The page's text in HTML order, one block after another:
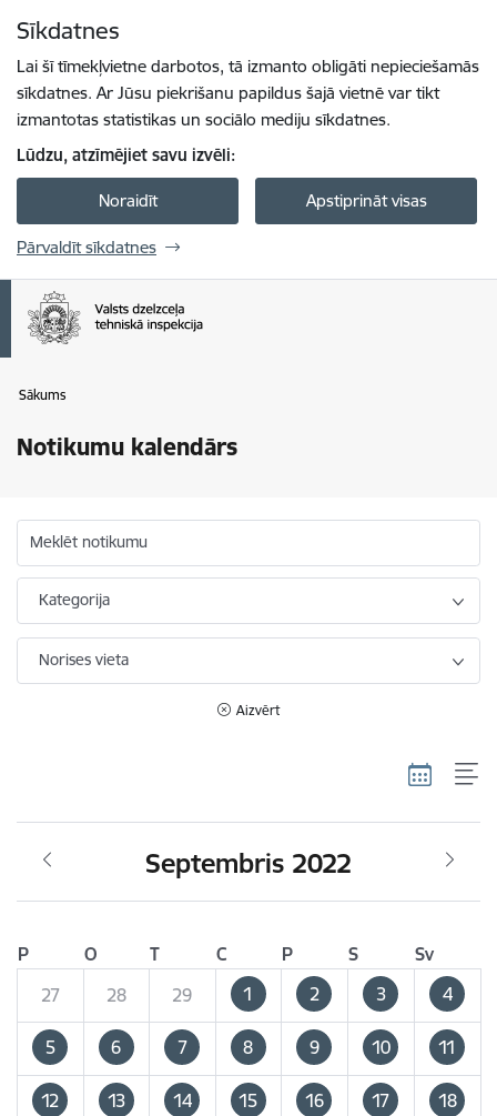
Sīkdatnes
Lai šī tīmekļvietne darbotos, tā izmanto obligāti nepieciešamās
sīkdatnes. Ar Jūsu piekrišanu papildus šajā vietnē var tikt
izmantotas statistikas un sociālo mediju sīkdatnes.
Lūdzu, atzīmējiet savu izvēli:
Noraidīt Apstiprināt visas
Pārvaldīt sīkdatnes
Sākums
Notikumu kalendārs
Meklēt notikumu
Kategorija
Norises vieta
Aizvērt
Septembris 2022
P O T C P S
Sv
27
28 29 1 2 3 4
5 6 7 8 9 10 11
12 13 14 15 16 17 18